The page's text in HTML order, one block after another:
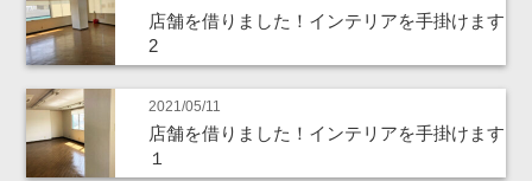
店舗を借りました！インテリアを手掛けます
2
2021/05/11
店舗を借りました！インテリアを手掛けます
１